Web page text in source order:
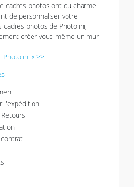
cadres photos ont du charme
de personnaliser votre
cadres photos de Photolini,
créer vous-même un mur
Photolini » >>
l'expédition